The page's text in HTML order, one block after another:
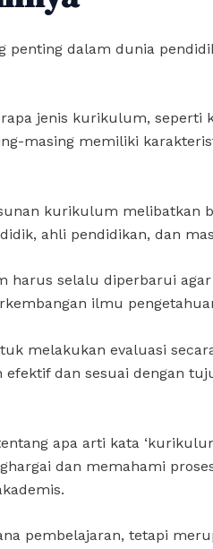
dalam dunia
jenis kurikulum, seperti
masing memiliki
kurikulum melibatkan
ahli pendidikan, dan
selalu diperbarui agar
ilmu
melakukan evaluasi
dan sesuai dengan
apa arti kata
dan memahami
pembelajaran, tetapi